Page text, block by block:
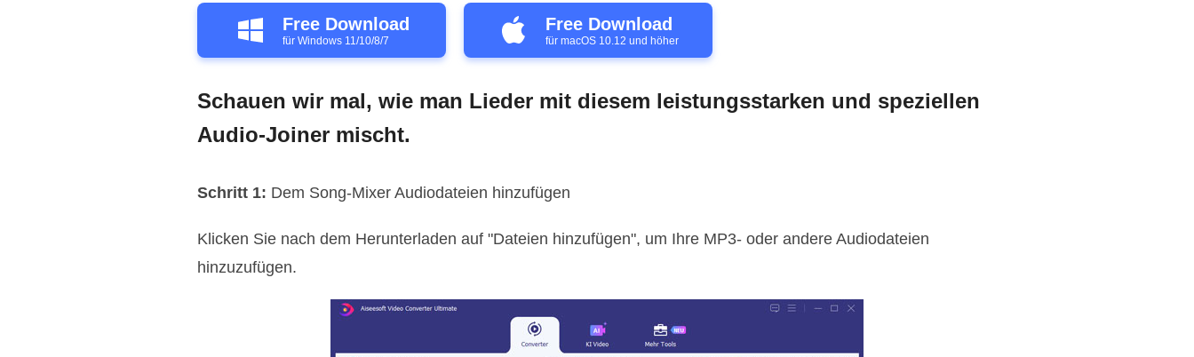
Free Download
für Windows 11/10/8/7
Free Download
für macOS 10.12 und höher
Schauen wir mal, wie man Lieder mit diesem leistungsstarken und speziellen
Audio-Joiner mischt.
Schritt 1: Dem Song-Mixer Audiodateien hinzufügen
Klicken Sie nach dem Herunterladen auf "Dateien hinzufügen", um Ihre MP3- oder andere Audiodateien
hinzuzufügen.